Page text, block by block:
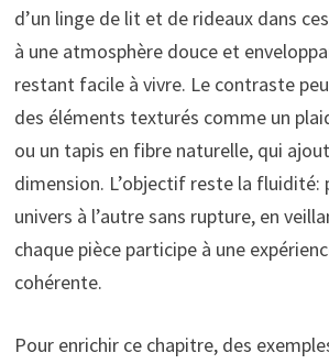
d’un linge de lit et de rideaux dans
à une atmosphère douce et
restant facile à vivre. Le contraste
des éléments texturés comme un
ou un tapis en fibre naturelle, qui
dimension. L’objectif reste la fluidité:
univers à l’autre sans rupture, en
chaque pièce participe à une
cohérente.
Pour enrichir ce chapitre, des